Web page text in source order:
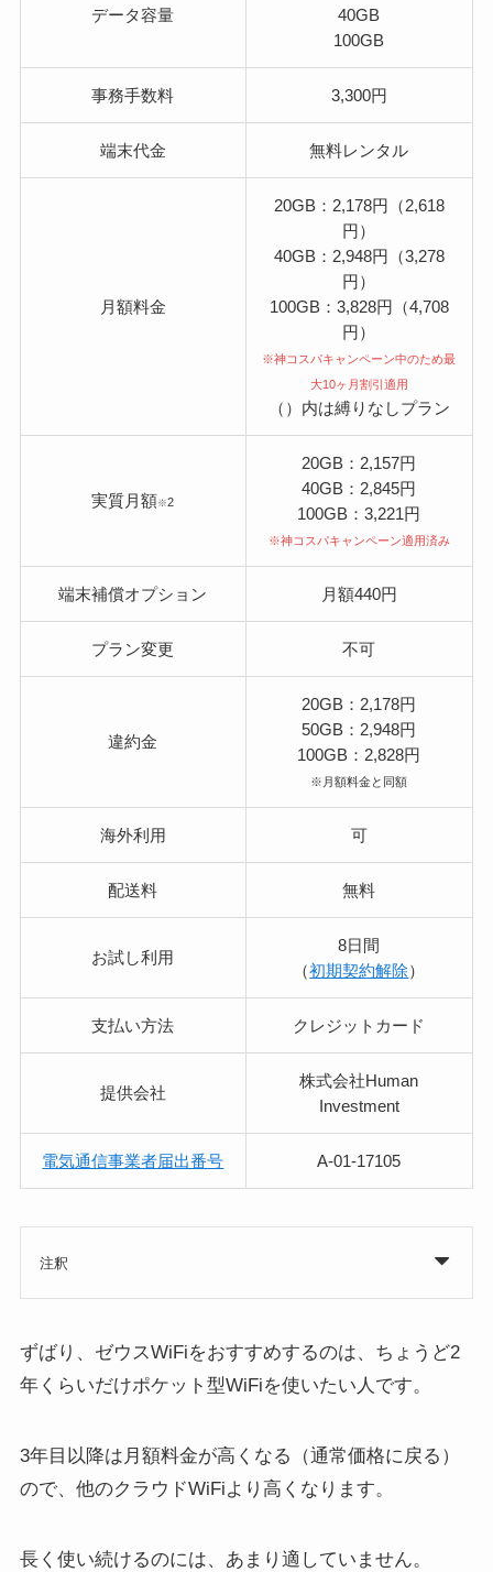
データ容量
40GB
100GB
事務手数料 3,300円
端末代金 無料レンタル
月額料金
20GB：2,178円（2,618
円）
40GB：2,948円（3,278
円）
100GB：3,828円（4,708
円）
※神コスパキャンペーン中のため最
大10ヶ月割引適用
（）内は縛りなしプラン
実質月額※2
20GB：2,157円
40GB：2,845円
100GB：3,221円
※神コスパキャンペーン適用済み
端末補償オプション 月額440円
プラン変更 不可
違約金
20GB：2,178円
50GB：2,948円
100GB：2,828円
※月額料金と同額
海外利用 可
配送料 無料
お試し利用
8日間
（初期契約解除）
支払い方法 クレジットカード
提供会社
株式会社Human
Investment
電気通信事業者届出番号 A-01-17105
注釈
ずばり、ゼウスWiFiをおすすめするのは、ちょうど2
年くらいだけポケット型WiFiを使いたい人です。
3年目以降は月額料金が高くなる（通常価格に戻る）
ので、他のクラウドWiFiより高くなります。
長く使い続けるのには、あまり適していません。